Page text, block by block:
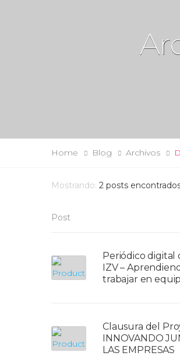
Home Blog Archivos
Mostrando: 2 posts
Post
Periódico digital
IZV –
trabajar en
Clausura del
INNOVANDO
LAS EMPRESAS